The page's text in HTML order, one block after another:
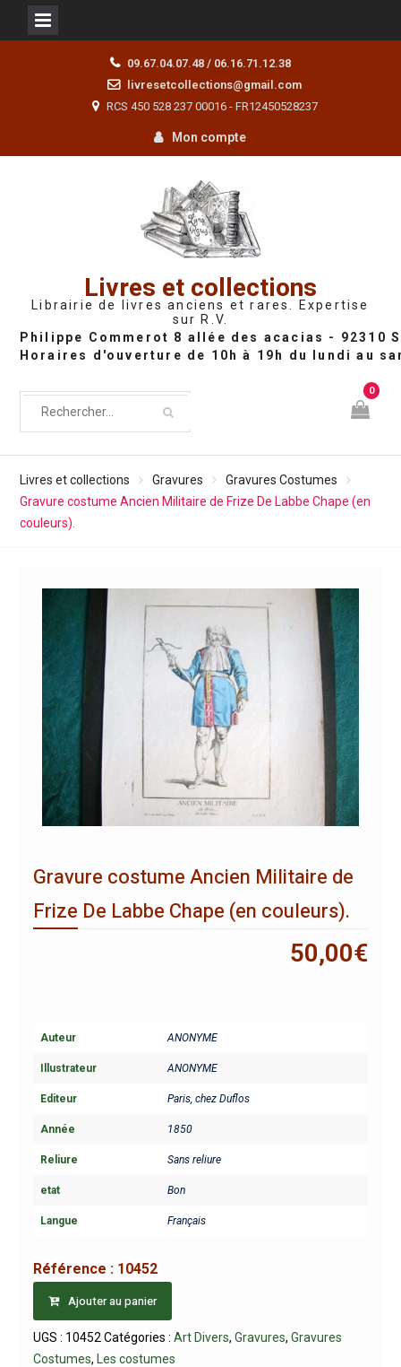
09.67.04.07.48 / 06.16.71.12.38
livresetcollections@gmail.com
RCS 450 528 237 00016 - FR12450528237
Mon compte
Livres et collections
Librairie de livres anciens et rares. Expertise
sur R.V.
0
Livres et collections Gravures
Gravures Costumes
Gravure costume Ancien Militaire de Frize De Labbe Chape (en
couleurs).
Gravure costume Ancien Militaire de
Frize De Labbe Chape (en couleurs).
50,00€
Auteur ANONYME
Illustrateur ANONYME
Editeur Paris, chez Duflos
Année 1850
Reliure Sans reliure
etat Bon
Langue Français
Référence : 10452
Ajouter au panier
UGS : 10452 Catégories : Art Divers, Gravures, Gravures
Costumes, Les costumes